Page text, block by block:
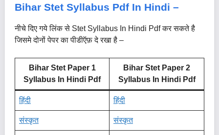
Bihar Stet Syllabus Pdf In Hindi –
नीचे दिए गये लिंक से Stet Syllabus In Hindi Pdf कर सकते है
जिसमे दोनों पेपर का पीडीऍफ़ दे रखा है –
Bihar Stet Paper 1
Syllabus In Hindi Pdf
Bihar Stet Paper 2
Syllabus In Hindi Pdf
हिंदी हिंदी
संस्कृत संस्कृत